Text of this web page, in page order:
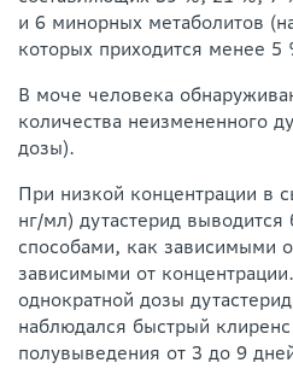
и 6 минорных метаболитов
которых приходится менее 5
В моче человека
количества неизмененного
дозы).
При низкой концентрации в
нг/мл) дутастерид
способами, как зависимыми
зависимыми от
однократной дозы
наблюдался быстрый
полувыведения от 3 до 9